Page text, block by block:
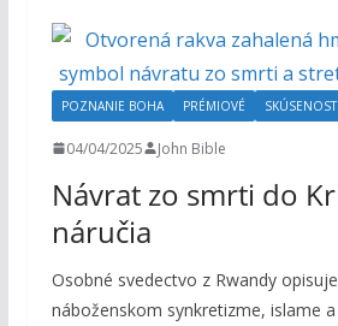
POZNANIE BOHA PRÉMIOVÉ
04/04/2025 John Bible
Návrat zo smrti do
náručia
Osobné svedectvo z Rwandy
náboženskom synkretizme, islame